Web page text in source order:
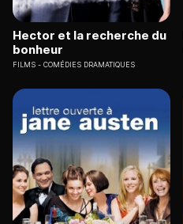
Hector et la recherche du
bonheur
FILMS COMÉDIES DRAMATIQUES